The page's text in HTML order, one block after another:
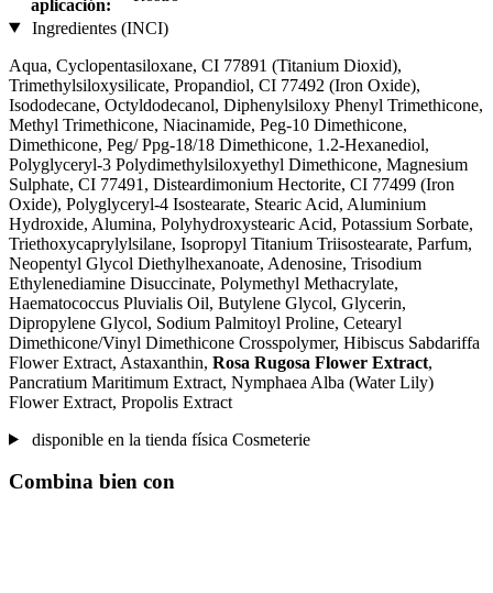
aplicación:
Ingredientes (INCI)
Aqua, Cyclopentasiloxane, CI 77891 (Titanium Dioxid),
Trimethylsiloxysilicate, Propandiol, CI 77492 (Iron Oxide),
Isododecane, Octyldodecanol, Diphenylsiloxy Phenyl Trimethicone,
Methyl Trimethicone, Niacinamide, Peg-10 Dimethicone,
Dimethicone, Peg/ Ppg-18/18 Dimethicone, 1.2-Hexanediol,
Polyglyceryl-3 Polydimethylsiloxyethyl Dimethicone, Magnesium
Sulphate, CI 77491, Disteardimonium Hectorite, CI 77499 (Iron
Oxide), Polyglyceryl-4 Isostearate, Stearic Acid, Aluminium
Hydroxide, Alumina, Polyhydroxystearic Acid, Potassium Sorbate,
Triethoxycaprylylsilane, Isopropyl Titanium Triisostearate, Parfum,
Neopentyl Glycol Diethylhexanoate, Adenosine, Trisodium
Ethylenediamine Disuccinate, Polymethyl Methacrylate,
Haematococcus Pluvialis Oil, Butylene Glycol, Glycerin,
Dipropylene Glycol, Sodium Palmitoyl Proline, Cetearyl
Dimethicone/Vinyl Dimethicone Crosspolymer, Hibiscus Sabdariffa
Flower Extract, Astaxanthin, Rosa Rugosa Flower Extract,
Pancratium Maritimum Extract, Nymphaea Alba (Water Lily)
Flower Extract, Propolis Extract
disponible en la tienda física Cosmeterie
Combina bien con